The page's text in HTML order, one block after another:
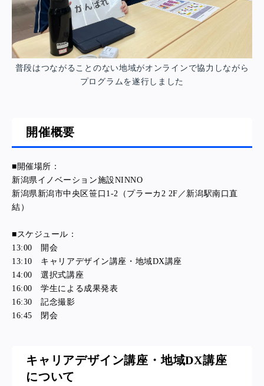
普段はつながることのない地域がオンラインで協力しながら
プログラムを遂行しました
開催概要
■開催場所：
新潟県イノベーション施設NINNO
新潟県新潟市中央区笹口1-2（プラーカ2 2F／新潟駅南口直
結）
■スケジュール：
13:00 開会
13:10 キャリアデザイン講座・地域DX講座
14:00 選択式講座
16:00 学生による成果発表
16:30 記念撮影
16:45 閉会
キャリアデザイン講座・地域DX講座
について